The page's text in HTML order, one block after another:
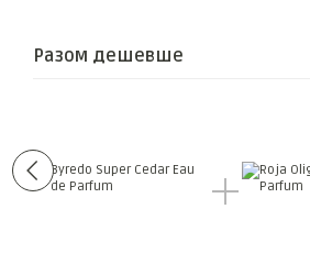
Разом дешевше